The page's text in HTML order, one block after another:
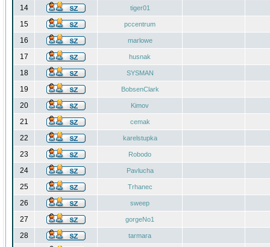
14 tiger01
15 pccentrum
16 marlowe
17 husnak
18 SYSMAN
19 BobsenClark
20 Kimov
21 cemak
22 karelstupka
23 Robodo
24 Pavlucha
25 Trhanec
26 sweep
27 gorgeNo1
28 tarmara